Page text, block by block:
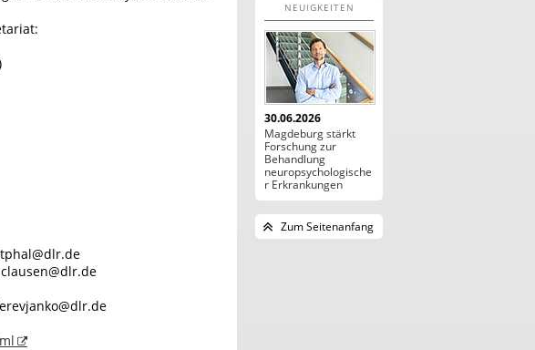
NEUIGKEITEN
30.06.2026
Magdeburg stärkt
Forschung zur
Behandlung
neuropsychologische
r Erkrankungen
Zum Seitenanfang